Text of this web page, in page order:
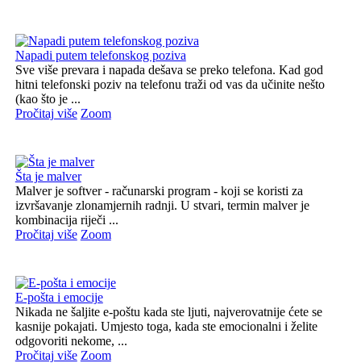
Napadi putem telefonskog poziva
Sve više prevara i napada dešava se preko telefona. Kad god
hitni telefonski poziv na telefonu traži od vas da učinite nešto
(kao što je ...
Pročitaj više Zoom
Šta je malver
Malver je softver - računarski program - koji se koristi za
izvršavanje zlonamjernih radnji. U stvari, termin malver je
kombinacija riječi ...
Pročitaj više Zoom
E-pošta i emocije
Nikada ne šaljite e-poštu kada ste ljuti, najverovatnije ćete se
kasnije pokajati. Umjesto toga, kada ste emocionalni i želite
odgovoriti nekome, ...
Pročitaj više Zoom